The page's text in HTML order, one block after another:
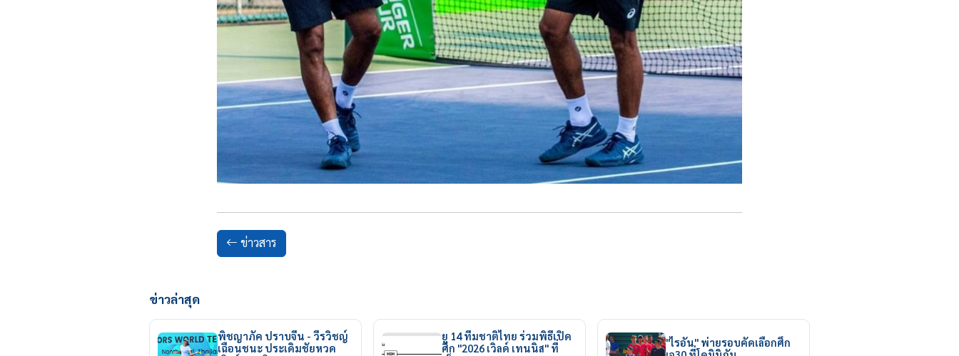
ข่าวสาร
ข่าวล่าสุด
พิชญาภัค ปราบจีน - วีรวิชญ์
เฉือนชนะ ประเดิมชัยหวด
ยู 14 ทีมชาติไทย ร่วมพิธีเปิด
ศึก "2026 เวิลด์ เทนนิส" ที่
"ไรอัน" พ่ายรอบคัดเลือกศึก